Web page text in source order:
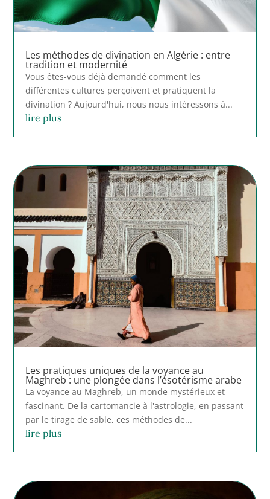
Les méthodes de divination en Algérie : entre
tradition et modernité
Vous êtes-vous déjà demandé comment les
différentes cultures perçoivent et pratiquent la
divination ? Aujourd'hui, nous nous intéressons à...
lire plus
Les pratiques uniques de la voyance au
Maghreb : une plongée dans l’ésotérisme arabe
La voyance au Maghreb, un monde mystérieux et
fascinant. De la cartomancie à l'astrologie, en passant
par le tirage de sable, ces méthodes de...
lire plus